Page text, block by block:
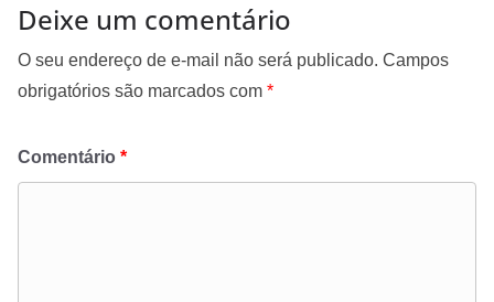
Deixe um comentário
O seu endereço de e-mail não será publicado. Campos
obrigatórios são marcados com *
Comentário *